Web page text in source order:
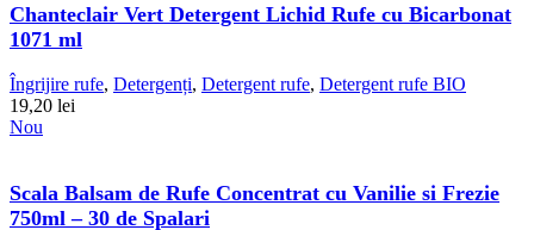
Chanteclair Vert Detergent Lichid Rufe cu Bicarbonat
1071 ml
Îngrijire rufe, Detergenți, Detergent rufe, Detergent rufe BIO
19,20 lei
Nou
Scala Balsam de Rufe Concentrat cu Vanilie si Frezie
750ml – 30 de Spalari